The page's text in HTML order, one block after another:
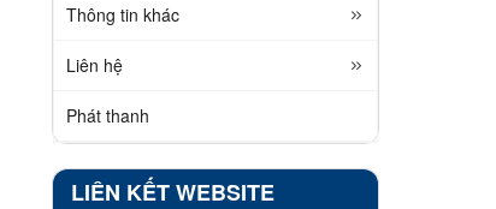
Thông tin khác
Liên hệ
Phát thanh
LIÊN KẾT WEBSITE